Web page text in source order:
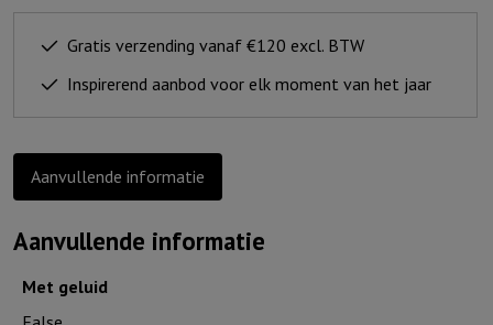
(set
Gratis verzending vanaf €120 excl. BTW
Inspirerend aanbod voor elk moment van het jaar
Aanvullende informatie
Aanvullende informatie
Met geluid